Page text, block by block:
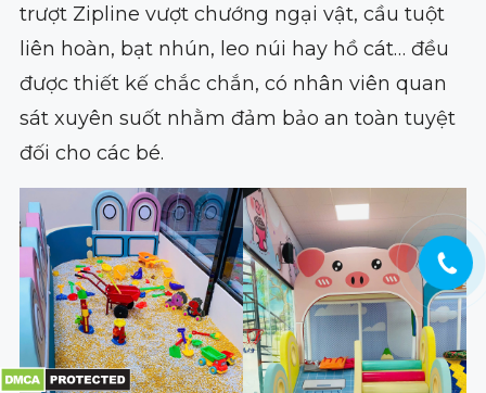
trượt Zipline vượt chướng ngại vật, cầu tuột
liên hoàn, bạt nhún, leo núi hay hồ cát… đều
được thiết kế chắc chắn, có nhân viên quan
sát xuyên suốt nhằm đảm bảo an toàn tuyệt
đối cho các bé.